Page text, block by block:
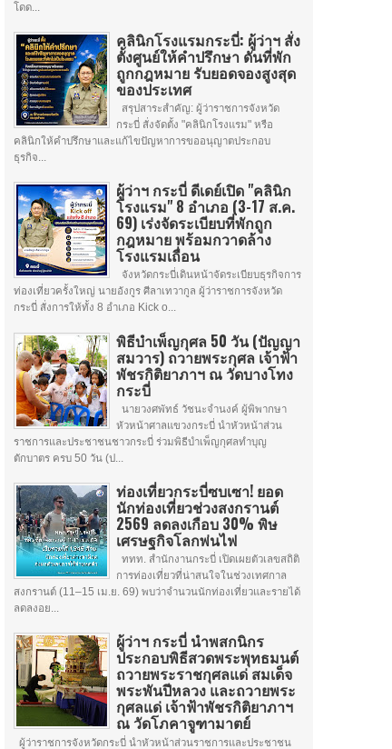
โดด...
คลินิกโรงแรมกระบี่: ผู้ว่าฯ สั่ง
ตั้งศูนย์ให้คำปรึกษา ดันที่พัก
ถูกกฎหมาย รับยอดจองสูงสุด
ของประเทศ
สรุปสาระสำคัญ: ผู้ว่าราชการจังหวัด
กระบี่ สั่งจัดตั้ง "คลินิกโรงแรม" หรือ
คลินิกให้คำปรึกษาและแก้ไขปัญหาการขออนุญาตประกอบ
ธุรกิจ...
ผู้ว่าฯ กระบี่ ดีเดย์เปิด "คลินิก
โรงแรม" 8 อำเภอ (3-17 ส.ค.
69) เร่งจัดระเบียบที่พักถูก
กฎหมาย พร้อมกวาดล้าง
โรงแรมเถื่อน
จังหวัดกระบี่เดินหน้าจัดระเบียบธุรกิจการ
ท่องเที่ยวครั้งใหญ่ นายอังกูร ศีลาเทวากูล ผู้ว่าราชการจังหวัด
กระบี่ สั่งการให้ทั้ง 8 อำเภอ Kick o...
พิธีบำเพ็ญกุศล 50 วัน (ปัญญา
สมวาร) ถวายพระกุศล เจ้าฟ้า
พัชรกิติยาภาฯ ณ วัดบางโทง
กระบี่
นายวงศพัทธ์ วัชนะจำนงค์ ผู้พิพากษา
หัวหน้าศาลแขวงกระบี่ นำหัวหน้าส่วน
ราชการและประชาชนชาวกระบี่ ร่วมพิธีบำเพ็ญกุศลทำบุญ
ตักบาตร ครบ 50 วัน (ป...
ท่องเที่ยวกระบี่ซบเซา! ยอด
นักท่องเที่ยวช่วงสงกรานต์
2569 ลดลงเกือบ 30% พิษ
เศรษฐกิจโลกพ่นไฟ
ททท. สำนักงานกระบี่ เปิดเผยตัวเลขสถิติ
การท่องเที่ยวที่น่าสนใจในช่วงเทศกาล
สงกรานต์ (11–15 เม.ย. 69) พบว่าจำนวนนักท่องเที่ยวและรายได้
ลดลงอย...
ผู้ว่าฯ กระบี่ นำพสกนิกร
ประกอบพิธีสวดพระพุทธมนต์
ถวายพระราชกุศลแด่ สมเด็จ
พระพันปีหลวง และถวายพระ
กุศลแด่ เจ้าฟ้าพัชรกิติยาภาฯ
ณ วัดโภคาจูฑามาตย์
ผู้ว่าราชการจังหวัดกระบี่ นำหัวหน้าส่วนราชการและประชาชน